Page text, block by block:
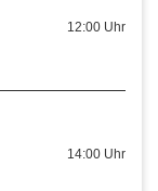
12:00 Uhr
14:00 Uhr